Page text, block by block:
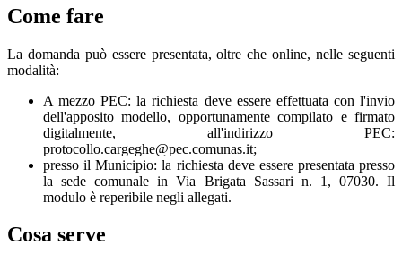
Come fare
La domanda può essere presentata, oltre che online, nelle seguenti
modalità:
A mezzo PEC: la richiesta deve essere effettuata con l'invio
dell'apposito modello, opportunamente compilato e firmato
digitalmente, all'indirizzo PEC:
protocollo.cargeghe@pec.comunas.it;
presso il Municipio: la richiesta deve essere presentata presso
la sede comunale in Via Brigata Sassari n. 1, 07030. Il
modulo è reperibile negli allegati.
Cosa serve